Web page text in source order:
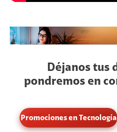
Déjanos tus
pondremos en
Promociones en Tecnología